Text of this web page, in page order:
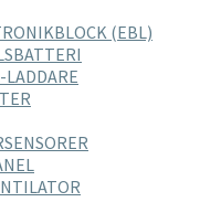
(EBL)
LADDARE